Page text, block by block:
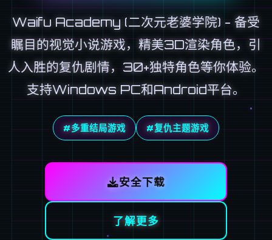
Waifu Academy (二次元老婆学院) - 备受
瞩目的视觉小说游戏，精美3D渲染角色，引
人入胜的复仇剧情，30+独特角色等你体验。
支持Windows PC和Android平台。
#多重结局游戏 #复仇主题游戏
安全下载
了解更多